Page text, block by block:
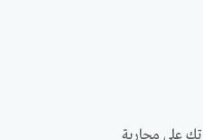
على محاربة